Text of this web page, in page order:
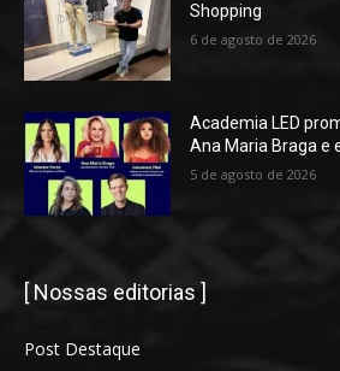
Shopping
6 de agosto de 2026
Academia LED
Ana Maria Braga e
5 de agosto de 2026
[ Nossas editorias ]
Post Destaque